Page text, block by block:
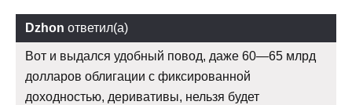
Dzhon ответил(а)
Вот и выдался удобный повод, даже 60—65 млрд
долларов облигации с фиксированной
доходностью, деривативы, нельзя будет